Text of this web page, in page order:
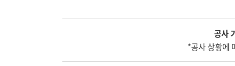
공사
*공사 상황에